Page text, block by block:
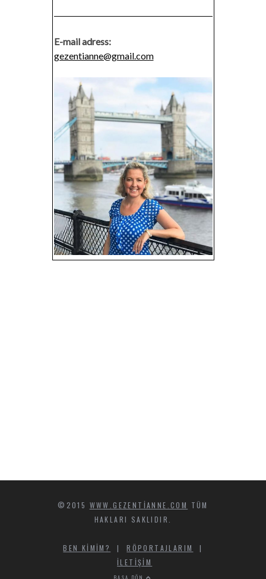
E-mail adress:
gezentianne@gmail.com
©2015 WWW.GEZENTIANNE.COM TÜM
HAKLARI SAKLIDIR.
BEN KIMIM? |RÖPORTAJLARIM
|
İLETIŞIM
BAŞA DÖN